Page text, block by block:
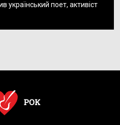
український поет, активіст